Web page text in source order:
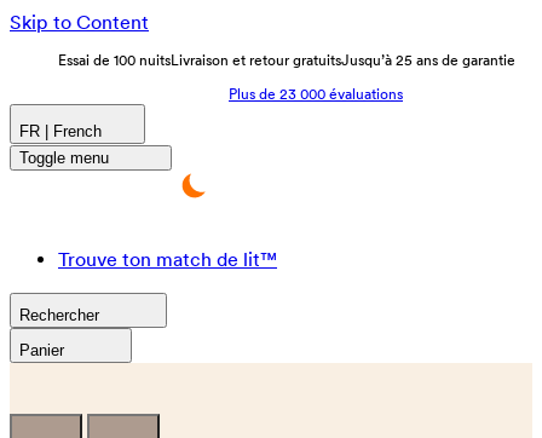
Skip to Content
Essai de 100 nuitsLivraison et retour gratuitsJusqu’à 25 ans de garantie
Plus de 23 000 évaluations
FR | French
Toggle menu
Trouve ton match de lit™
Rechercher
Panier